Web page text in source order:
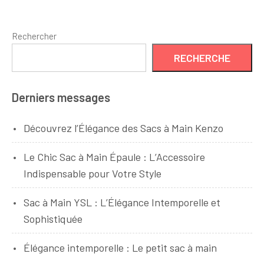
Rechercher
RECHERCHE
Derniers messages
Découvrez l’Élégance des Sacs à Main Kenzo
Le Chic Sac à Main Épaule : L’Accessoire
Indispensable pour Votre Style
Sac à Main YSL : L’Élégance Intemporelle et
Sophistiquée
Élégance intemporelle : Le petit sac à main